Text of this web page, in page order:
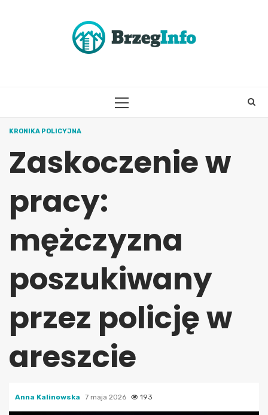
PRIMARY
KRONIKA POLICYJNA
Zaskoczenie w
pracy:
mężczyzna
poszukiwany
przez policję w
areszcie
Anna Kalinowska 7 maja 2026 193